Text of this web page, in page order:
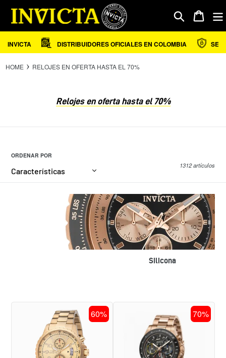
directamente
contenido
Buscar Carrito
DISTRIBUIDORES OFICIALES EN COLOMBIA
HOME RELOJES EN OFERTA HASTA EL 70%
C
ó
Relojes en oferta hasta el 70%
ORDENAR POR
1312 artículos
Silicona
PARA
HOMBRE
INVICTA
SPECIALTY
48897
60%
PARA
HOMBRE
INVICTA
SPEEDWAY
50205
70%